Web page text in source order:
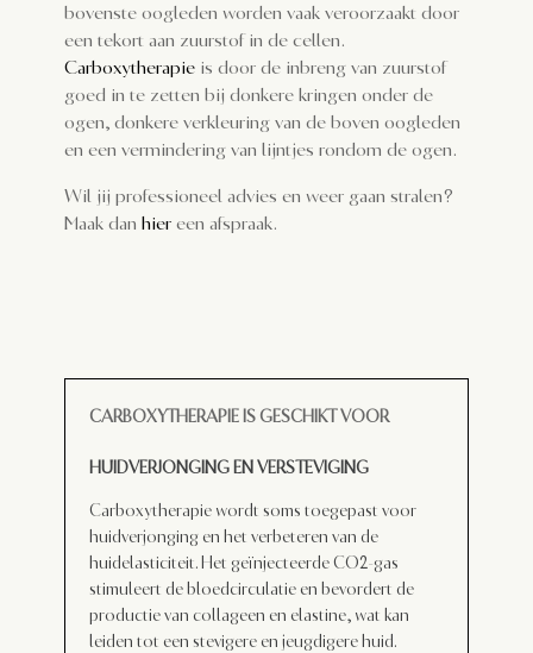
bovenste oogleden worden vaak veroorzaakt door
een tekort aan zuurstof in de cellen.
Carboxytherapie is door de inbreng van zuurstof
goed in te zetten bij donkere kringen onder de
ogen, donkere verkleuring van de boven oogleden
en een vermindering van lijntjes rondom de ogen.
Wil jij professioneel advies en weer gaan stralen?
Maak danhier een afspraak.
CARBOXYTHERAPIE IS GESCHIKT VOOR
HUIDVERJONGING EN VERSTEVIGING
Carboxytherapie wordt soms toegepast voor
huidverjonging en het verbeteren van de
huidelasticiteit. Het geïnjecteerde CO2-gas
stimuleert de bloedcirculatie en bevordert de
productie van collageen en elastine, wat kan
leiden tot een stevigere en jeugdigere huid.